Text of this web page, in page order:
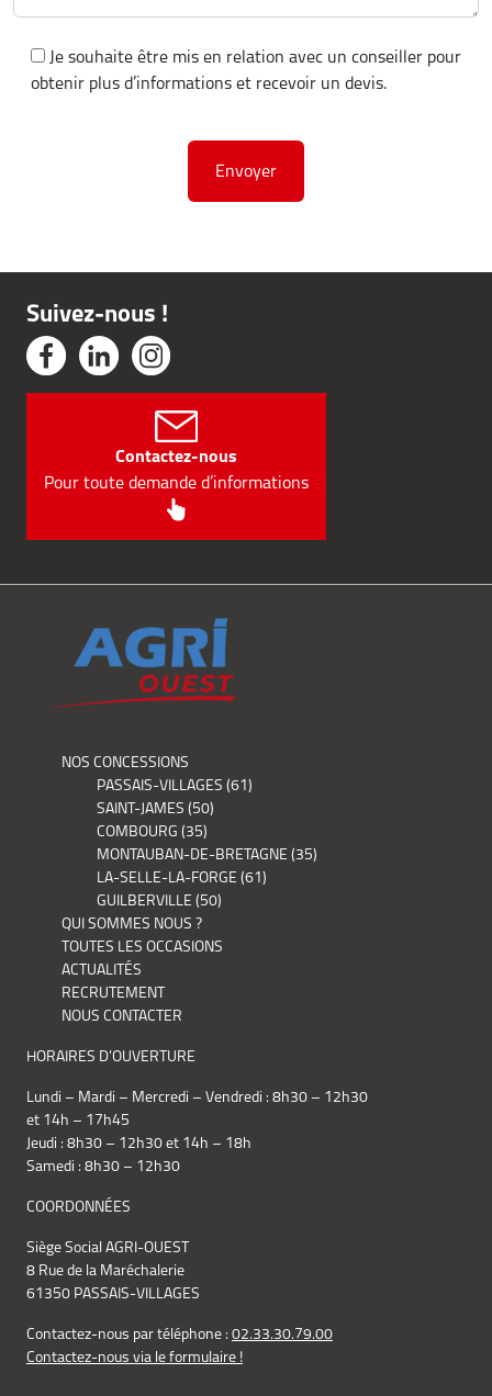
Je souhaite être mis en relation avec un conseiller pour
obtenir plus d’informations et recevoir un devis.
Suivez-nous !
Contactez-nous
Pour toute demande d’informations
NOS CONCESSIONS
PASSAIS-VILLAGES (61)
SAINT-JAMES (50)
COMBOURG (35)
MONTAUBAN-DE-BRETAGNE (35)
LA-SELLE-LA-FORGE (61)
GUILBERVILLE (50)
QUI SOMMES NOUS ?
TOUTES LES OCCASIONS
ACTUALITÉS
RECRUTEMENT
NOUS CONTACTER
HORAIRES D’OUVERTURE
Lundi – Mardi – Mercredi – Vendredi : 8h30 – 12h30
et 14h – 17h45
Jeudi : 8h30 – 12h30 et 14h – 18h
Samedi : 8h30 – 12h30
COORDONNÉES
Siège Social AGRI-OUEST
8 Rue de la Maréchalerie
61350 PASSAIS-VILLAGES
Contactez-nous par téléphone : 02.33.30.79.00
Contactez-nous via le formulaire !